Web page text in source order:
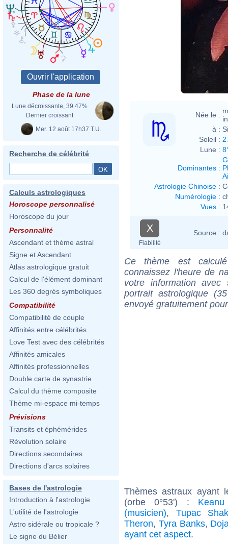
Phase de la lune
Lune décroissante, 39.47%
Dernier croissant
Mer. 12 août 17h37 T.U.
Recherche de célébrité
Calculs astrologiques
Horoscope personnalisé
Horoscope du jour
Personnalité
Ascendant et thème astral
Signe et Ascendant
Atlas astrologique gratuit
Calcul de l'élément dominant
Les 360 degrés symboliques
Compatibilité
Compatibilité de couple
Affinités entre célébrités
Love Test avec des célébrités
Affinités amicales
Affinités professionnelles
Double carte de synastrie
Calcul du thème composite
Thème mi-espace mi-temps
Prévisions
Transits et éphémérides
Révolution solaire
Directions secondaires
Directions d'arcs solaires
Bases de l'astrologie
Introduction à l'astrologie
L'utilité de l'astrologie
Astro sidérale ou tropicale ?
Le signe du Bélier
Née le :
à :
Soleil :
Lune :
Dominantes :
Astrologie Chinoise :
Numérologie :
Vues :
X
Fiabilité
Source :
Ce thème est
connaissez l'heure de
votre information
portrait astrologique
envoyé gratuitement
Thèmes astraux ayant
(orbe 0°53') :
(musicien), Tupac
Theron, Tyra Banks,
ayant cet aspect.